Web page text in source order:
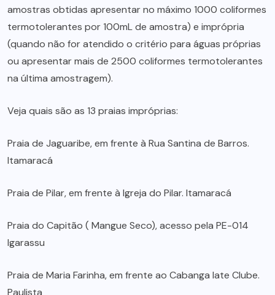
amostras obtidas apresentar no máximo 1000 coliformes
termotolerantes por 100mL de amostra) e imprópria
(quando não for atendido o critério para águas próprias
ou apresentar mais de 2500 coliformes termotolerantes
na última amostragem).
Veja quais são as 13 praias impróprias:
Praia de Jaguaribe, em frente à Rua Santina de Barros.
Itamaracá
Praia de Pilar, em frente à Igreja do Pilar. Itamaracá
Praia do Capitão ( Mangue Seco), acesso pela PE-014
Igarassu
Praia de Maria Farinha, em frente ao Cabanga Iate Clube.
Paulista